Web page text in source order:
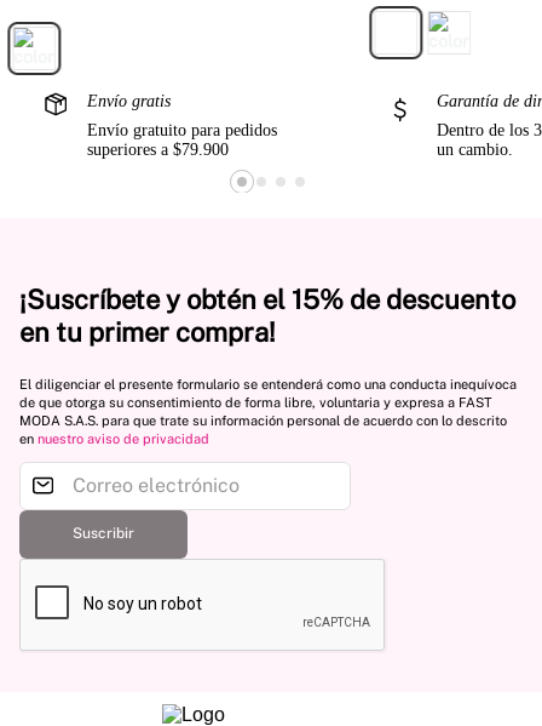
Envío gratis
Envío gratuito para pedidos
superiores a $79.900
Garantía de
Dentro de los
un cambio.
¡Suscríbete y obtén el 15% de descuento
en tu primer compra!
El diligenciar el presente formulario se entenderá como una conducta inequívoca
de que otorga su consentimiento de forma libre, voluntaria y expresa a FAST
MODA S.A.S. para que trate su información personal de acuerdo con lo descrito
en nuestro aviso de privacidad
Suscribir